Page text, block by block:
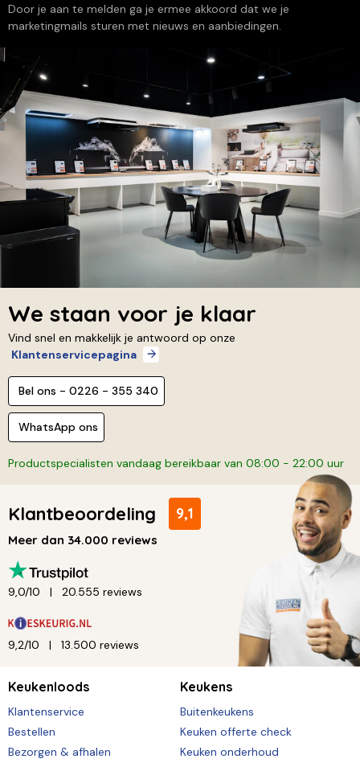
Door je aan te melden ga je ermee akkoord dat we je
marketingmails sturen met nieuws en aanbiedingen.
We staan voor je klaar
Vind snel en makkelijk je antwoord op onze
Klantenservicepagina
Bel ons - 0226 - 355 340
WhatsApp ons
Productspecialisten vandaag bereikbaar van 08:00 - 22:00 uur
Klantbeoordeling 9,1
Meer dan 34.000 reviews
9,0/10 20.555 reviews
9,2/10 13.500 reviews
Keukenloods
Klantenservice
Bestellen
Bezorgen & afhalen
Keukens
Buitenkeukens
Keuken offerte check
Keuken onderhoud